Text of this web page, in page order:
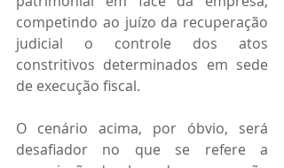
competindo ao juízo da recuperação
judicial o controle dos atos
constritivos determinados em sede
de execução fiscal.
O cenário acima, por óbvio, será
desafiador no que se refere a